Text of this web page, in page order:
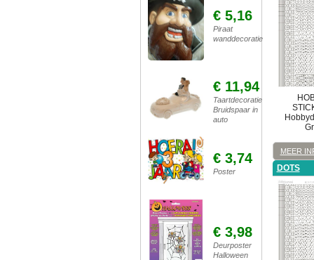
€ 5,16
Piraat
wanddecoratie
€ 11,94
Taartdecoratie
Bruidspaar in
auto
€ 3,74
Poster
€ 3,98
Deurposter
Halloween
MEER
DOTS